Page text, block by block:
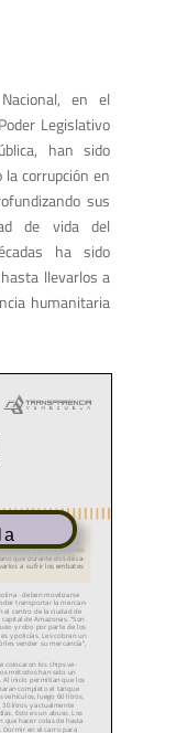
en el
Poder Legislativo
han sido
la corrupción en
sus
de vida del
ha sido
llevarlos a
humanitaria